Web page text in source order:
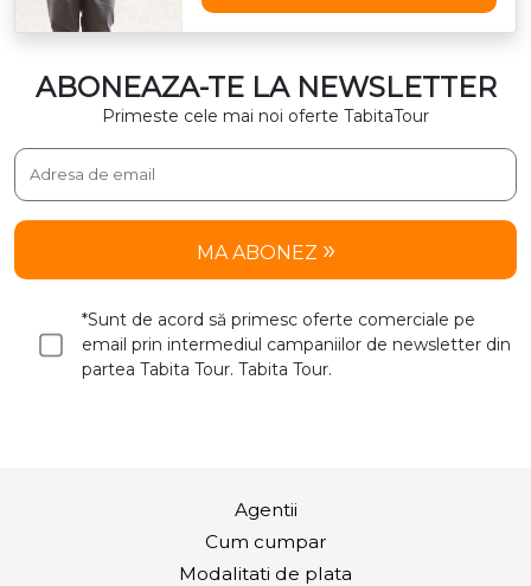
ABONEAZA-TE LA NEWSLETTER
Primeste cele mai noi oferte TabitaTour
MA ABONEZ
*Sunt de acord să primesc oferte comerciale pe
email prin intermediul campaniilor de newsletter din
partea Tabita Tour. Tabita Tour.
Agentii
Cum cumpar
Modalitati de plata